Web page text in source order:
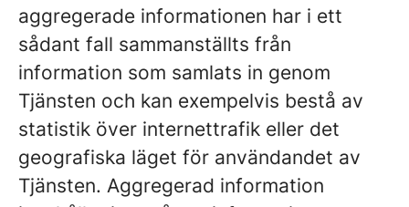
aggregerade informationen har i ett
sådant fall sammanställts från
information som samlats in genom
Tjänsten och kan exempelvis bestå av
statistik över internettrafik eller det
geografiska läget för användandet av
Tjänsten. Aggregerad information